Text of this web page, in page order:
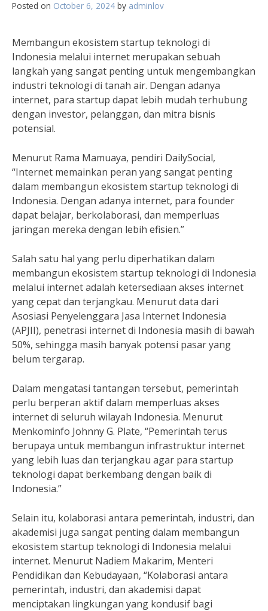
Posted on October 6, 2024 by adminlov
Membangun ekosistem startup teknologi di
Indonesia melalui internet merupakan sebuah
langkah yang sangat penting untuk mengembangkan
industri teknologi di tanah air. Dengan adanya
internet, para startup dapat lebih mudah terhubung
dengan investor, pelanggan, dan mitra bisnis
potensial.
Menurut Rama Mamuaya, pendiri DailySocial,
“Internet memainkan peran yang sangat penting
dalam membangun ekosistem startup teknologi di
Indonesia. Dengan adanya internet, para founder
dapat belajar, berkolaborasi, dan memperluas
jaringan mereka dengan lebih efisien.”
Salah satu hal yang perlu diperhatikan dalam
membangun ekosistem startup teknologi di Indonesia
melalui internet adalah ketersediaan akses internet
yang cepat dan terjangkau. Menurut data dari
Asosiasi Penyelenggara Jasa Internet Indonesia
(APJII), penetrasi internet di Indonesia masih di bawah
50%, sehingga masih banyak potensi pasar yang
belum tergarap.
Dalam mengatasi tantangan tersebut, pemerintah
perlu berperan aktif dalam memperluas akses
internet di seluruh wilayah Indonesia. Menurut
Menkominfo Johnny G. Plate, “Pemerintah terus
berupaya untuk membangun infrastruktur internet
yang lebih luas dan terjangkau agar para startup
teknologi dapat berkembang dengan baik di
Indonesia.”
Selain itu, kolaborasi antara pemerintah, industri, dan
akademisi juga sangat penting dalam membangun
ekosistem startup teknologi di Indonesia melalui
internet. Menurut Nadiem Makarim, Menteri
Pendidikan dan Kebudayaan, “Kolaborasi antara
pemerintah, industri, dan akademisi dapat
menciptakan lingkungan yang kondusif bagi